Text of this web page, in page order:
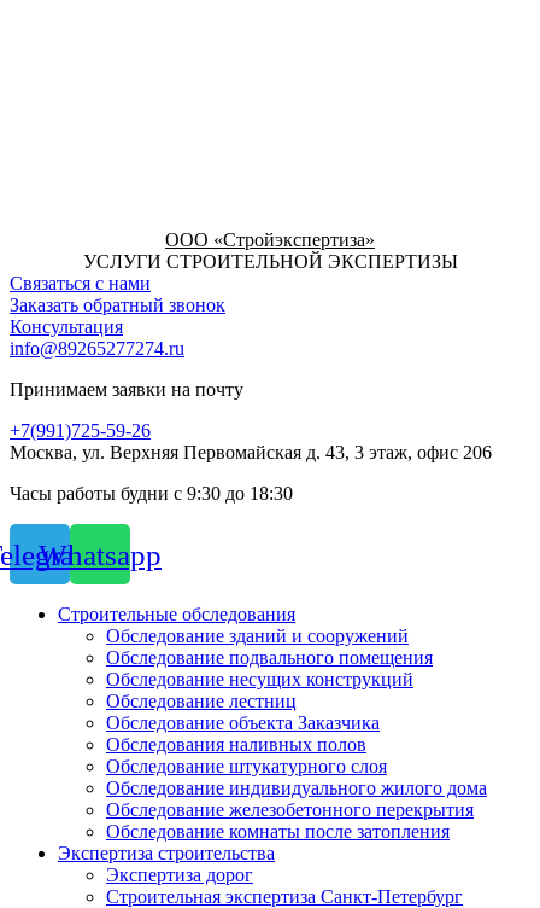
ООО «Стройэкспертиза»
УСЛУГИ СТРОИТЕЛЬНОЙ ЭКСПЕРТИЗЫ
Связаться с нами
Заказать обратный звонок
Консультация
info@89265277274.ru
Принимаем заявки на почту
+7(991)725-59-26
Москва, ул. Верхняя Первомайская д. 43, 3 этаж, офис 206
Часы работы будни с 9:30 до 18:30
Whatsapp
Строительные обследования
Обследование зданий и сооружений
Обследование подвального помещения
Обследование несущих конструкций
Обследование лестниц
Обследование объекта Заказчика
Обследования наливных полов
Обследование штукатурного слоя
Обследование индивидуального жилого дома
Обследование железобетонного перекрытия
Обследование комнаты после затопления
Экспертиза строительства
Экспертиза дорог
Строительная экспертиза Санкт-Петербург